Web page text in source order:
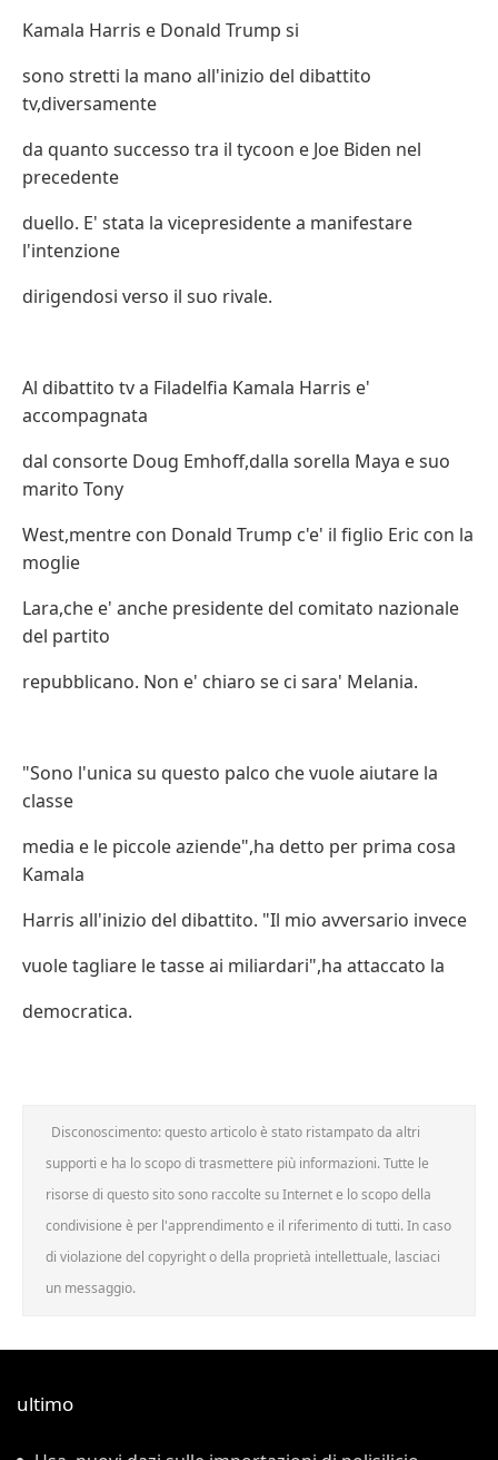
Kamala Harris e Donald Trump si
sono stretti la mano all'inizio del dibattito
tv,diversamente
da quanto successo tra il tycoon e Joe Biden nel
precedente
duello. E' stata la vicepresidente a manifestare
l'intenzione
dirigendosi verso il suo rivale.
Al dibattito tv a Filadelfia Kamala Harris e'
accompagnata
dal consorte Doug Emhoff,dalla sorella Maya e suo
marito Tony
West,mentre con Donald Trump c'e' il figlio Eric con la
moglie
Lara,che e' anche presidente del comitato nazionale
del partito
repubblicano. Non e' chiaro se ci sara' Melania.
"Sono l'unica su questo palco che vuole aiutare la
classe
media e le piccole aziende",ha detto per prima cosa
Kamala
Harris all'inizio del dibattito. "Il mio avversario invece
vuole tagliare le tasse ai miliardari",ha attaccato la
democratica.
Disconoscimento: questo articolo è stato ristampato da altri
supporti e ha lo scopo di trasmettere più informazioni. Tutte le
risorse di questo sito sono raccolte su Internet e lo scopo della
condivisione è per l'apprendimento e il riferimento di tutti. In caso
di violazione del copyright o della proprietà intellettuale, lasciaci
un messaggio.
ultimo